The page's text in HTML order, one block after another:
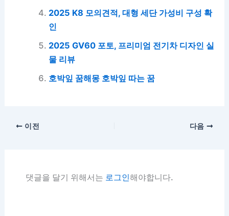
2025 K8 모의견적, 대형 세단 가성비 구성 확
인
2025 GV60 포토, 프리미엄 전기차 디자인 실
물 리뷰
호박잎 꿈해몽 호박잎 따는 꿈
이전 다음
댓글을 달기 위해서는 로그인해야합니다.